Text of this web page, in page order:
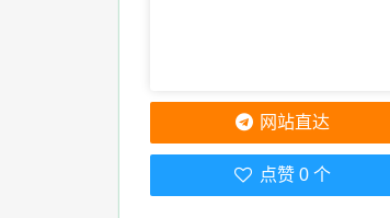
网站直达
点赞 0 个